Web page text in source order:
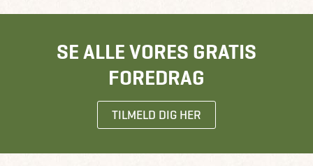
SE ALLE VORES GRATIS
FOREDRAG
TILMELD DIG HER